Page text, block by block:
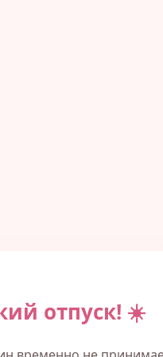
отпуск! ☀️